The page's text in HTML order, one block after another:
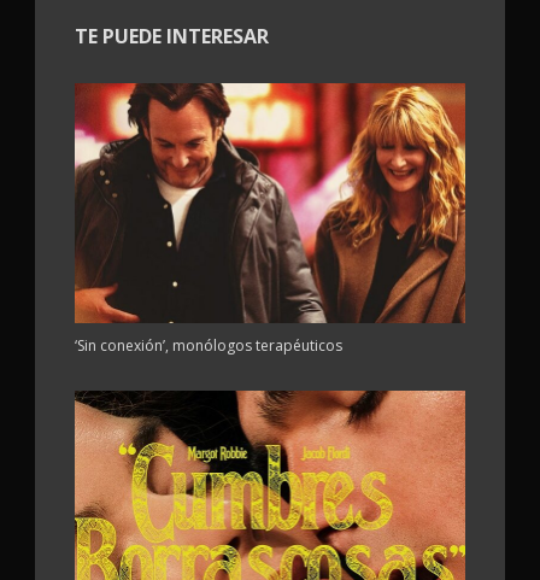
TE PUEDE INTERESAR
‘Sin conexión’, monólogos terapéuticos